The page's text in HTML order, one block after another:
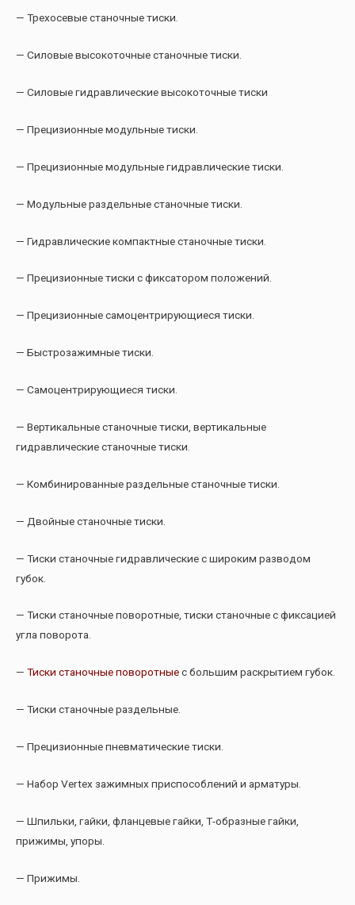
— Трехосевые станочные тиски.
— Силовые высокоточные станочные тиски.
— Силовые гидравлические высокоточные тиски
— Прецизионные модульные тиски.
— Прецизионные модульные гидравлические тиски.
— Модульные раздельные станочные тиски.
— Гидравлические компактные станочные тиски.
— Прецизионные тиски с фиксатором положений.
— Прецизионные самоцентрирующиеся тиски.
— Быстрозажимные тиски.
— Самоцентрирующиеся тиски.
— Вертикальные станочные тиски, вертикальные
гидравлические станочные тиски.
— Комбинированные раздельные станочные тиски.
— Двойные станочные тиски.
— Тиски станочные гидравлические с широким разводом
губок.
— Тиски станочные поворотные, тиски станочные с фиксацией
угла поворота.
— Тиски станочные поворотныес большим раскрытием губок.
— Тиски станочные раздельные.
— Прецизионные пневматические тиски.
— Набор Vertex зажимных приспособлений и арматуры.
— Шпильки, гайки, фланцевые гайки, Т-образные гайки,
прижимы, упоры.
— Прижимы.